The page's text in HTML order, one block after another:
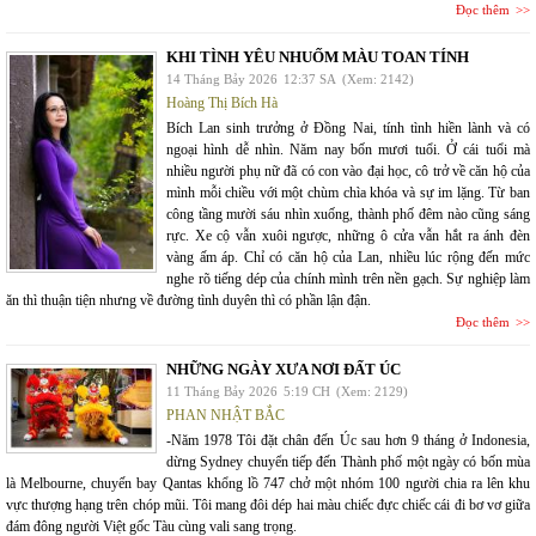
Đọc thêm
KHI TÌNH YÊU NHUỐM MÀU TOAN TÍNH
14 Tháng Bảy 2026 12:37 SA (Xem: 2142)
Hoàng Thị Bích Hà
Bích Lan sinh trưởng ở Đồng Nai, tính tình hiền lành và có
ngoại hình dễ nhìn. Năm nay bốn mươi tuổi. Ở cái tuổi mà
nhiều người phụ nữ đã có con vào đại học, cô trở về căn hộ của
mình mỗi chiều với một chùm chìa khóa và sự im lặng. Từ ban
công tầng mười sáu nhìn xuống, thành phố đêm nào cũng sáng
rực. Xe cộ vẫn xuôi ngược, những ô cửa vẫn hắt ra ánh đèn
vàng ấm áp. Chỉ có căn hộ của Lan, nhiều lúc rộng đến mức
nghe rõ tiếng dép của chính mình trên nền gạch. Sự nghiệp làm
ăn thì thuận tiện nhưng về đường tình duyên thì có phần lận đận.
Đọc thêm
NHỮNG NGÀY XƯA NƠI ĐẤT ÚC
11 Tháng Bảy 2026 5:19 CH (Xem: 2129)
PHAN NHẬT BẮC
-Năm 1978 Tôi đặt chân đến Úc sau hơn 9 tháng ở Indonesia,
dừng Sydney chuyển tiếp đến Thành phố một ngày có bốn mùa
là Melbourne, chuyến bay Qantas khổng lồ 747 chở một nhóm 100 người chia ra lên khu
vực thượng hạng trên chóp mũi. Tôi mang đôi dép hai màu chiếc đực chiếc cái đi bơ vơ giữa
đám đông người Việt gốc Tàu cùng vali sang trọng.